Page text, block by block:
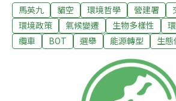
停擺，主婦聯盟今天召開記者會，提
纜車，須謹記「四不一沒有」，「不能
不能怕熱、不能埋怨」，以及「沒有安
民眾，拒當貓纜的白老鼠，要求政府正
質。主婦聯盟環境保護基金會董事長
纜車營運首日一連串停擺事件看來，
本的「系統安全及穩定」問題都無法
馬英九 貓空 環境哲學 營建署
環境政策
氣候變遷 生物多樣性
纜車
BOT 選舉 能源轉型 生